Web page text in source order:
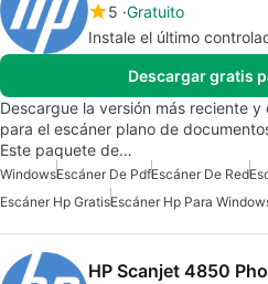
5 Gratuito
Instale el último
Descargar gratis
Descargue la versión más reciente
para el escáner plano de
Este paquete de…
WindowsEscáner De PdfEscáner De Red
Escáner Hp GratisEscáner Hp Para
HP Scanjet 4850